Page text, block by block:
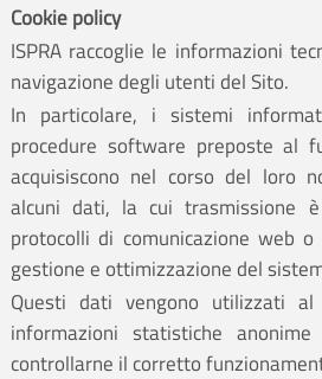
Cookie policy
ISPRA raccoglie le informazioni
navigazione degli utenti del Sito.
In particolare, i sistemi
procedure software preposte al
acquisiscono nel corso del loro
alcuni dati, la cui trasmissione
protocolli di comunicazione web
gestione e ottimizzazione del
Questi dati vengono utilizzati
informazioni statistiche
controllarne il corretto